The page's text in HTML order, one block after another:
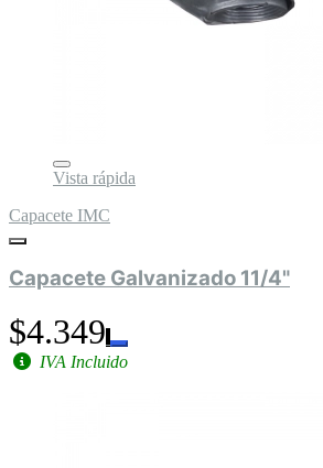
Vista rápida
Capacete IMC
Capacete Galvanizado 11/4"
$4.349
IVA Incluido